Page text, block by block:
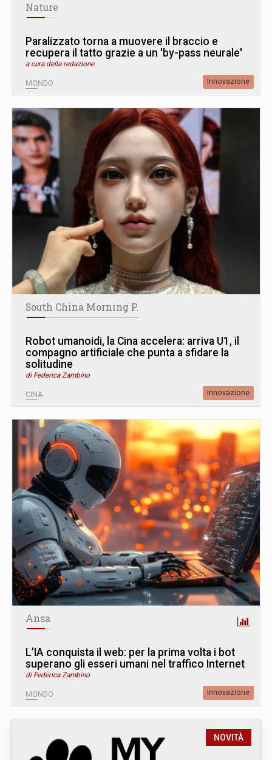
Nature
Paralizzato torna a muovere il braccio e
recupera il tatto grazie a un 'by-pass neurale'
a cura della redazione
MONDO Innovazione
South China Morning P.
Robot umanoidi, la Cina accelera: arriva U1, il
compagno artificiale che punta a sfidare la
solitudine
di Federica Zambino
CINA Innovazione
Ansa
L’IA conquista il web: per la prima volta i bot
superano gli esseri umani nel traffico Internet
di Federica Zambino
MONDO Innovazione
NOVITÀ